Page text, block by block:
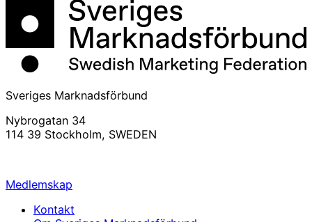
Sveriges Marknadsförbund
Nybrogatan 34
114 39 Stockholm, SWEDEN
Medlemskap
Kontakt